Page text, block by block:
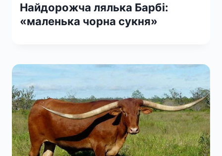
Найдорожча лялька Барбі:
«маленька чорна сукня»